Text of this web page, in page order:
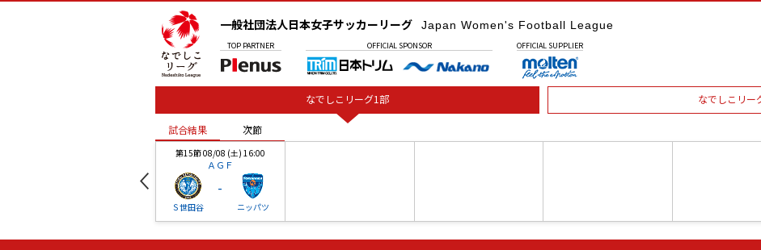
一般社団法人日本女子サッカーリーグ Japan Women's Football League
TOP PARTNER OFFICIAL SPONSOR OFFICIAL SUPPLIER
なでしこリーグ1部 なでしこリー
試合結果 次節
第15節 08/08 (土) 16:00
ＡＧＦ
Ｓ世田谷
-
ニッパツ